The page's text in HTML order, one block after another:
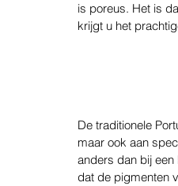
is poreus. Het is
krijgt u het
De traditionele
maar ook aan
anders dan bij
dat de pigmenten